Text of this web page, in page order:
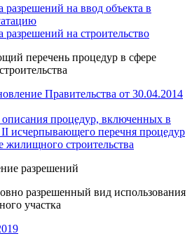
разрешений на ввод объекта в
разрешений на строительство
перечень процедур в сфере
Правительства от 30.04.2014
описания процедур, включенных в
II исчерпывающего перечня процедур
жилищного строительства
разрешений
разрешенный вид использования
участка